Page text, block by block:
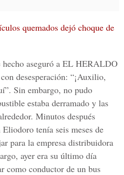
quemados dejó choque de
aseguró a EL HERALDO
desesperación: “¡Auxilio,
Sin embargo, no pudo
estaba derramado y las
Minutos después
tenía seis meses de
para la empresa distribuidora
ayer era su último día
como conductor de un bus